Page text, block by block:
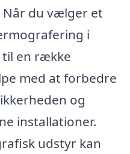
Når du vælger et
i
til en række
med at forbedre
og
installationer.
udstyr kan